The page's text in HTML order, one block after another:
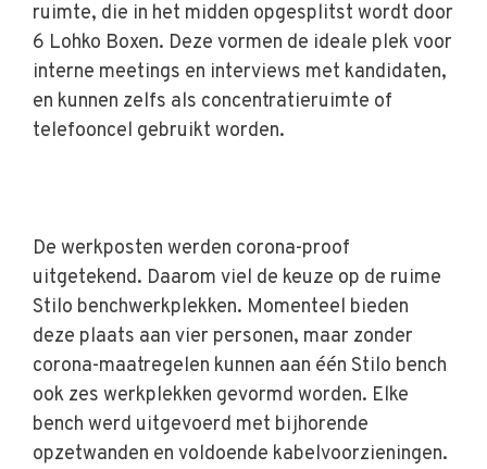
ruimte, die in het midden opgesplitst wordt door
6 Lohko Boxen. Deze vormen de ideale plek voor
interne meetings en interviews met kandidaten,
en kunnen zelfs als concentratieruimte of
telefooncel gebruikt worden.
De werkposten werden corona-proof
uitgetekend. Daarom viel de keuze op de ruime
Stilo benchwerkplekken. Momenteel bieden
deze plaats aan vier personen, maar zonder
corona-maatregelen kunnen aan één Stilo bench
ook zes werkplekken gevormd worden. Elke
bench werd uitgevoerd met bijhorende
opzetwanden en voldoende kabelvoorzieningen.